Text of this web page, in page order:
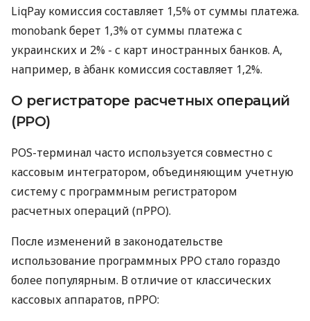
LiqPay комиссия составляет 1,5% от суммы платежа.
monobank берет 1,3% от суммы платежа с
украинских и 2% - с карт иностранных банков. А,
например, в àбанк комиссия составляет 1,2%.
О регистраторе расчетных операций
(РРО)
POS-терминал часто используется совместно с
кассовым интегратором, объединяющим учетную
систему с программным регистратором
расчетных операций (пРРО).
После изменений в законодательстве
использование программных РРО стало гораздо
более популярным. В отличие от классических
кассовых аппаратов, пРРО: